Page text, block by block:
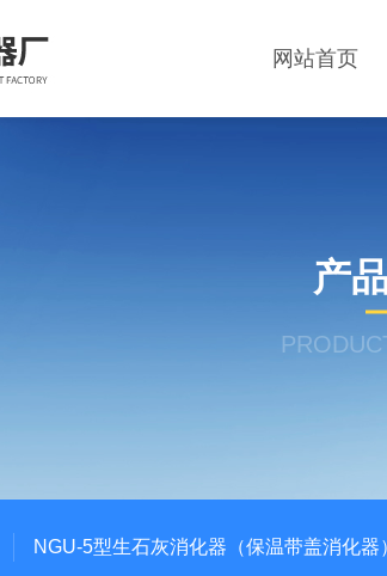
网站首页
产
NGU-5型生石灰消化器（保温带盖消化器